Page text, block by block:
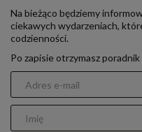
Na bieżąco będziemy
ciekawych wydarzeniach,
codzienności.
Po zapisie otrzymasz